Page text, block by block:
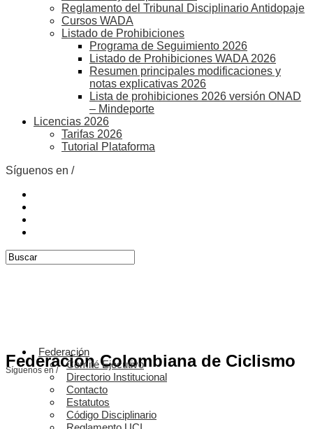
Reglamento del Tribunal Disciplinario Antidopaje
Cursos WADA
Listado de Prohibiciones
Programa de Seguimiento 2026
Listado de Prohibiciones WADA 2026
Resumen principales modificaciones y
notas explicativas 2026
Lista de prohibiciones 2026 versión ONAD
– Mindeporte
Licencias 2026
Tarifas 2026
Tutorial Plataforma
Síguenos en /
Federación Colombiana de Ciclismo
Síguenos en /
Federación
Comité Ejecutivo
Directorio Institucional
Contacto
Estatutos
Código Disciplinario